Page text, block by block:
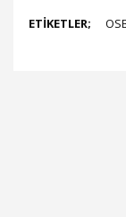
ETİKETLER;